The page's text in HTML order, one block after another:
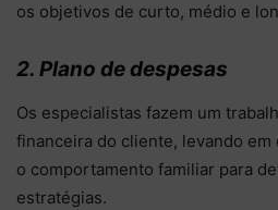
os objetivos de curto, médio e
2. Plano de despesas
Os especialistas fazem um
financeira do cliente, levando em
o comportamento familiar para
estratégias.